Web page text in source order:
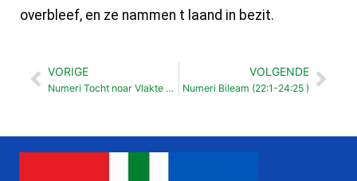
overbleef, en ze nammen t laand in bezit.
Vorige
VORIGE
Numeri Tocht noar Vlakte van Moäb (21:10-20 )
VOLGENDE
Numeri Bileam (22:1-24:25 )